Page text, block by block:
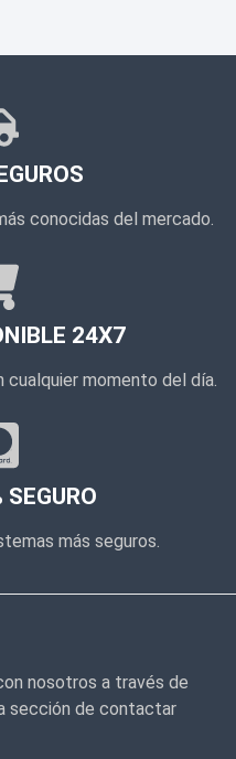
conocidas del mercado.
24X7
momento del día.
más seguros.
nosotros a través de
sección de contactar